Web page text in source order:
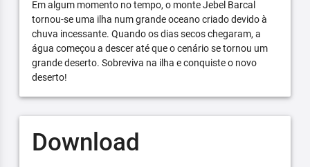
Em algum momento no tempo, o monte Jebel Barcal
tornou-se uma ilha num grande oceano criado devido à
chuva incessante. Quando os dias secos chegaram, a
água começou a descer até que o cenário se tornou um
grande deserto. Sobreviva na ilha e conquiste o novo
deserto!
Download